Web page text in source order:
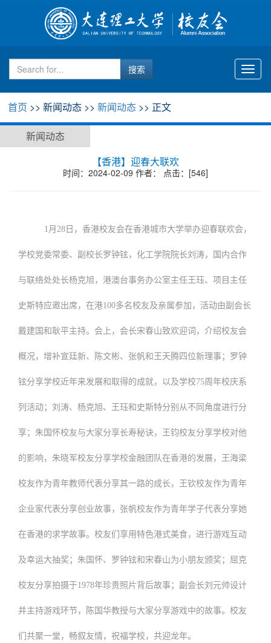
首页 >> 新闻动态 >>新闻动态 >> 正文
新闻动态
【香港】迎春大联欢
时间：2024-02-09 作者： 点击：[546]
1月28日，香港校友会在香港城市大学举办迎春联欢会，
学校党委常委、副校长罗钟铉，化工学院院长刘涛，国内合作
与联络处处长杨克旭，港澳台事务办公室主任王珏、项目主任
史斯特应邀出席，在港100多名校友及亲属参加，活动由副会长
戴建国和耿平主持。会上，会长宋春山致欢迎词，介绍校友会
概况，增补宣廷新、陈文彬、张帆和王天腾四位新理事；罗钟
铉分享学校近年来发展和取得的成就，以及学校75周年校庆系
列活动；刘涛、杨克旭、王珏和史斯特分别从不同角度进行分
享；朱国怀校友与大家分享长寿秘诀，王钧校友分享学校对他
的影响，朱晓军校友分享学校金融团队在香港的发展，王海梁
校友作为青年教师代表分享其一路的成长，王钦校友作为青年
企业家代表分享创业故事，张帆校友作为青年学子代表分享她
在香港的求学故事。校友们享用特色港式美食，进行游戏互动
及幸运大抽奖；朱国怀、罗钟铉和宋春山为小朋友颁奖；屈克
校友分享拍摄于1978年珍贵照片背后故事；副会长刘元帅设计
并主持游戏环节，陈国华教授与大家分享游戏中的故事。校友
们共聚一堂，畅叙友情，祝福学校，共迎龙年。